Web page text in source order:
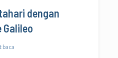
dengan
Galileo
baca